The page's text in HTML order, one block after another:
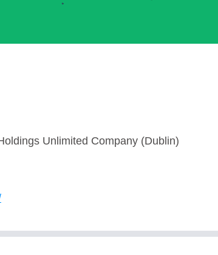
Unlimited Company (Dublin)